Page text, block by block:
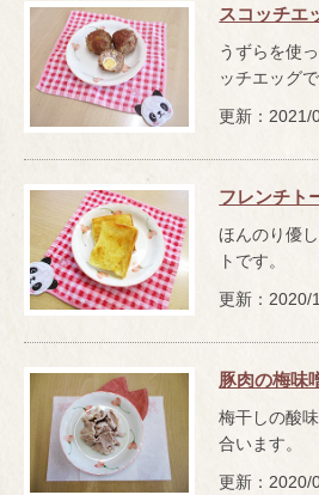
スコッチエ
うずらを使
ッチエッグで
更新：2021/
フレンチト
ほんのり優
トです。
更新：2020/
豚肉の梅味
梅干しの酸
合います。
更新：2020/